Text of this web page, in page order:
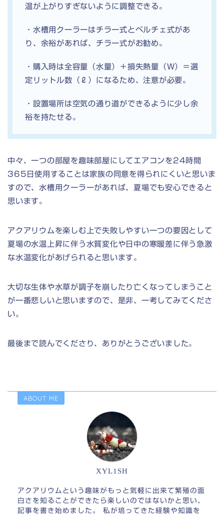
温が上がりすぎないように調整できる。
・水槽用クーラーはチラー式とベルチェ式があ
り、余裕があれば、チラー式がお勧め。
・購入時は全容量（水量）＋損失熱量（W）＝選
定リットル数（ℓ）になるため、注意が必要。
・設置場所は空気の通り道ができるように少し余
裕を持たせる。
中々、一つの部屋を趣味部屋にしてエアコンを24時間
365日使用することは家族の同意を得られにくいと思いま
すので、水槽用クーラーがあれば、夏場でも安心できると
思います。
アクアリウムを楽しむ上で失敗しやすい一つの要因として
夏場の水温上昇に伴う水質変化や日中の寒暖差に伴う急激
な水温変化があげられると思います。
大切な生体や水草が調子を崩したり亡くなってしまうこと
が一番悲しいと思いますので、是非、一考してみてくださ
い。
最後まで読んでくださり、ありがとうございました。
ABOUT ME
XYL1SH
アクアリウムという趣味がもっと気軽に出来て繁殖の面
白さを知ることができたら楽しいのではないかと思い、
記事を書き始めました。 私が培ってきた経験や知識を